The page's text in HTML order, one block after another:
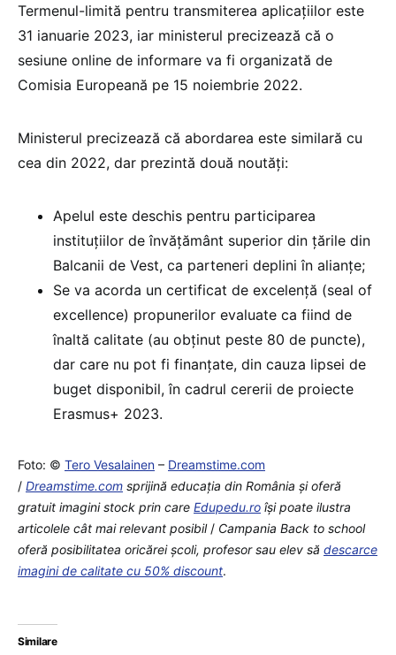
Termenul-limită pentru transmiterea aplicațiilor este
31 ianuarie 2023, iar ministerul precizează că o
sesiune online de informare va fi organizată de
Comisia Europeană pe 15 noiembrie 2022.
Ministerul precizează că abordarea este similară cu
cea din 2022, dar prezintă două noutăți:
Apelul este deschis pentru participarea
instituțiilor de învățământ superior din țările din
Balcanii de Vest, ca parteneri deplini în alianțe;
Se va acorda un certificat de excelență (seal of
excellence) propunerilor evaluate ca fiind de
înaltă calitate (au obținut peste 80 de puncte),
dar care nu pot fi finanțate, din cauza lipsei de
buget disponibil, în cadrul cererii de proiecte
Erasmus+ 2023.
Foto: © Tero Vesalainen – Dreamstime.com
/ Dreamstime.com sprijină educaţia din România şi oferă
gratuit imagini stock prin care Edupedu.ro îşi poate ilustra
articolele cât mai relevant posibil/ Campania Back to school
oferă posibilitatea oricărei școli, profesor sau elev să descarce
imagini de calitate cu 50% discount.
Similare